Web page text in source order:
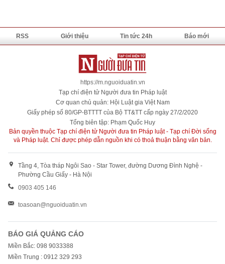
RSS Giới thiệu Tin tức 24h Báo mới
https://m.nguoiduatin.vn
Tạp chí điện tử Người đưa tin Pháp luật
Cơ quan chủ quản: Hội Luật gia Việt Nam
Giấy phép số 80/GP-BTTTT của Bộ TT&TT cấp ngày 27/2/2020
Tổng biên tập: Phạm Quốc Huy
Bản quyền thuộc Tạp chí điện tử Người đưa tin Pháp luật - Tạp chí Đời sống
và Pháp luật. Chỉ được phép dẫn nguồn khi có thoả thuận bằng văn bản.
Tầng 4, Tòa tháp Ngôi Sao - Star Tower, đường Dương Đình Nghệ -
Phường Cầu Giấy - Hà Nội
0903 405 146
toasoan@nguoiduatin.vn
BÁO GIÁ QUẢNG CÁO
Miền Bắc: 098 9033388
Miền Trung : 0912 329 293